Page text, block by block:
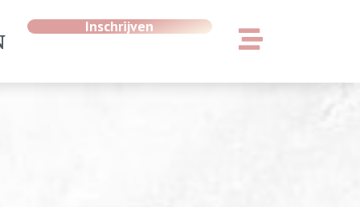
Inschrijven